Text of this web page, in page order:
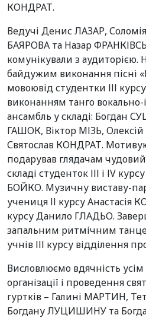
КОНДРАТ.
Ведучі Денис ЛАЗАР,
БАЯРОВА та Назар
комунікували з аудиторією.
байдужим виконання пісні
мовоювід студентки ІІІ
виконанням танго
ансамбль у складі: Богдан
ГАШОК, Віктор МІЗЬ,
Святослав КОНДРАТ.
подарував глядачам
складі студенток ІІІ і ІV
БОЙКО. Музичну виставу-
учениця ІІ курсу Анастасія
курсу Данило ГЛАДЬО.
запальним ритмічним
учнів ІІІ курсу відділення
Висловлюємо вдячність
організації і проведення
гуртків – Галині МАРТИН,
Богдану ЛУЦИШИНУ та